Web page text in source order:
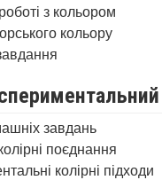
з кольором
кольору
завдань
поєднання
колірні підходи